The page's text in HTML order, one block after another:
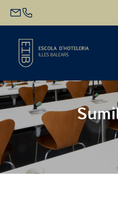
Inicio
Oferta académica
Futuro alumnado